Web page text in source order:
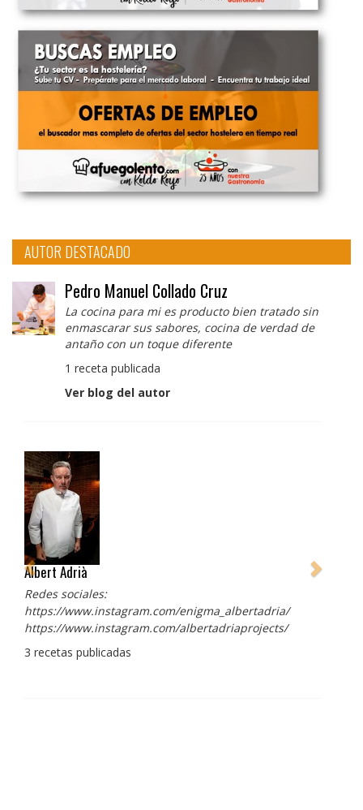
AUTOR DESTACADO
Pedro Manuel Collado Cruz
La cocina para mi es producto bien tratado sin
enmascarar sus sabores, cocina de verdad de
antaño con un toque diferente
1 receta publicada
Ver blog del autor
Albert Adrià
Redes sociales:
https://www.instagram.com/enigma_albertadria/
https://www.instagram.com/albertadriaprojects/
3 recetas publicadas